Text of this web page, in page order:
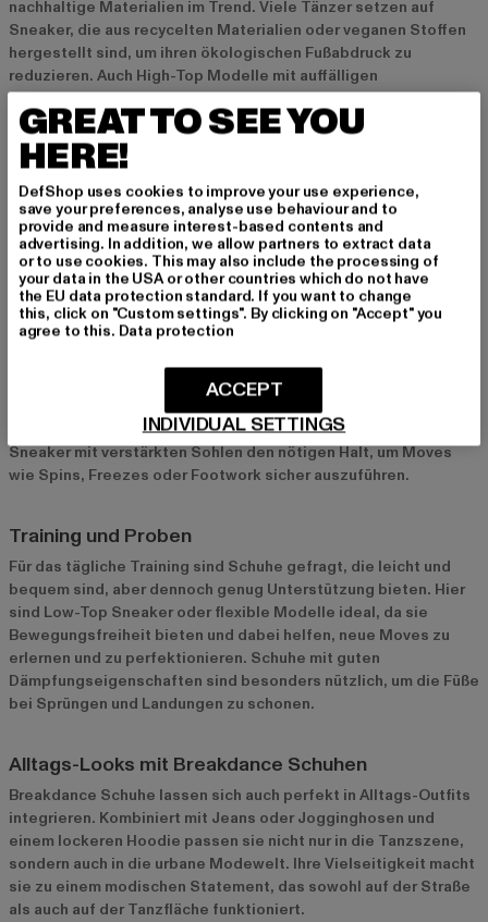
nachhaltige Materialien im Trend. Viele Tänzer setzen auf
Sneaker, die aus recycelten Materialien oder veganen Stoffen
hergestellt sind, um ihren ökologischen Fußabdruck zu
reduzieren. Auch High-Top Modelle mit auffälligen
Farbakzenten oder einzigartigen Details wie reflektierenden
Streifen oder asymmetrischen Mustern sind besonders
angesagt. Funktionale Details wie integrierte Drehpunkte,
atmungsaktive Mesh-Einsätze oder rutschfeste Sohlen sind
weiterhin ein Must-Have für alle Breakdancer, die sowohl auf
Leistung als auch auf Stil setzen.
Breakdance Schuhe für verschiedene Anlässe
Wettkämpfe und Battles
Bei Breakdance-Wettkämpfen und Battles ist es wichtig, dass
überzeugen. Auffällige Designs und Farbakzente können dabei
helfen, den eigenen Stil zu unterstreichen und auf der Bühne
herauszustechen. Gleichzeitig bieten High-Performance
Sneaker mit verstärkten Sohlen den nötigen Halt, um Moves
wie Spins, Freezes oder Footwork sicher auszuführen.
Training und Proben
Für das tägliche Training sind Schuhe gefragt, die leicht und
bequem sind, aber dennoch genug Unterstützung bieten. Hier
sind Low-Top Sneaker oder flexible Modelle ideal, da sie
Bewegungsfreiheit bieten und dabei helfen, neue Moves zu
erlernen und zu perfektionieren. Schuhe mit guten
Dämpfungseigenschaften sind besonders nützlich, um die Füße
bei Sprüngen und Landungen zu schonen.
Alltags-Looks mit Breakdance Schuhen
Breakdance Schuhe lassen sich auch perfekt in Alltags-Outfits
integrieren. Kombiniert mit Jeans oder Jogginghosen und
einem lockeren Hoodie passen sie nicht nur in die Tanzszene,
sondern auch in die urbane Modewelt. Ihre Vielseitigkeit macht
sie zu einem modischen Statement, das sowohl auf der Straße
als auch auf der Tanzfläche funktioniert.
GREAT TO SEE YOU
HERE!
DefShop uses cookies to improve your use experience,
save your preferences, analyse use behaviour and to
provide and measure interest-based contents and
advertising. In addition, we allow partners to extract data
or to use cookies. This may also include the processing of
your data in the USA or other countries which do not have
the EU data protection standard. If you want to change
this, click on "Custom settings". By clicking on "Accept" you
agree to this. Data protection
INDIVIDUAL SETTINGS
ACCEPT